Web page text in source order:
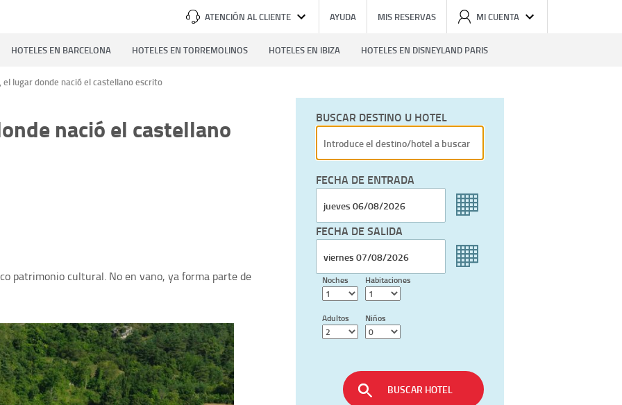
ATENCIÓN AL CLIENTE AYUDA MIS RESERVAS MI CUENTA
HOTELES EN BARCELONA HOTELES EN TORREMOLINOS HOTELES EN IBIZA HOTELES EN DISNEYLAND PARIS
el lugar donde nació el castellano escrito
nació el castellano
patrimonio cultural. No en vano, ya forma parte de
BUSCAR DESTINO U HOTEL
FECHA DE ENTRADA
FECHA DE SALIDA
Noches Habitaciones
Adultos Niños
BUSCAR HOTEL